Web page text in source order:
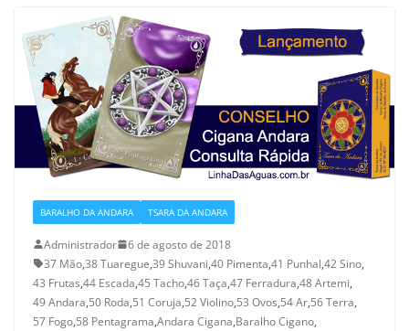
BARALHO DA ANDARA TSARA DA ANDARA
Administrador
6 de agosto de 2018
37 Mão,38 Tuaregue,39 Shuvani,40 Pimenta,41 Punhal,42 Sino,
43 Frutas,44 Escada,45 Tacho,46 Taça,47 Ferradura,48 Artemi,
49 Andara,50 Roda,51 Coruja,52 Violino,53 Ovos,54 Ar,56 Terra,
57 Fogo,58 Pentagrama,Andara Cigana,Baralho Cigano,